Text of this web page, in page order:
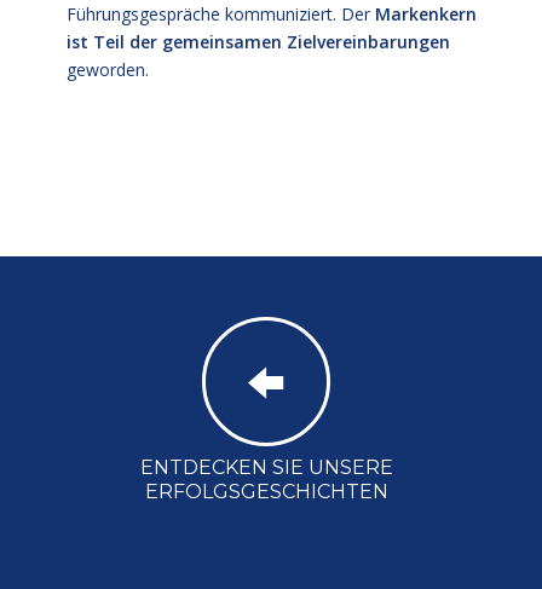
Führungsgespräche kommuniziert. Der Markenkern
ist Teil der gemeinsamen Zielvereinbarungen
geworden.
ENTDECKEN SIE UNSERE
ERFOLGSGESCHICHTEN